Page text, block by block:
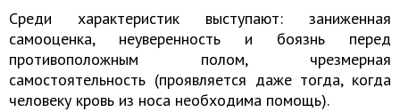
Среди характеристик выступают: заниженная
самооценка, неуверенность и боязнь перед
противоположным полом, чрезмерная
самостоятельность (проявляется даже тогда, когда
человеку кровь из носа необходима помощь).